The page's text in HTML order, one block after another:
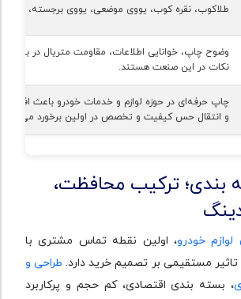
طلاکوب، نقره کوب، یووی موضعی، یووی برجسته، هات
وضوح چاپ، خوانایی اطلاعات، مقاومت متریال در برابر
نکات در این صنعت هستند.
چاپ حرفه‌ای در حوزه لوازم و خدمات خودرو باعث افزایش
و انتقال حس کیفیت و تخصص در اولین برخورد می‌شود.
بندی؛ ترکیب محافظت،
خودرو، اولین نقطه تماس مشتری با
مستقیمی بر تصمیم خرید دارد. طراحی و
، بسته بندی اقتصادی، کم‌ حجم و پرکاربرد